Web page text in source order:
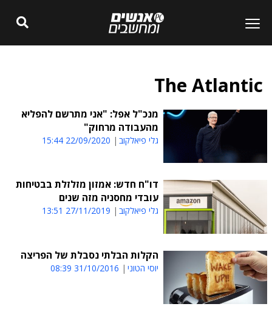
The Atlantic
מנכ"ל אפל: "אני מתרשם להפליא
מהעבודה מרחוק"
גלי פיאלקוב 22/09/2020 15:44
דו"ח חדש: אמזון מזלזלת בבטיחות
עובדי מחסניה מזה שנים
גלי פיאלקוב 27/11/2019 13:51
הקלות הבלתי נסבלת של הפריצה
יוסי הטוני 31/10/2016 08:39